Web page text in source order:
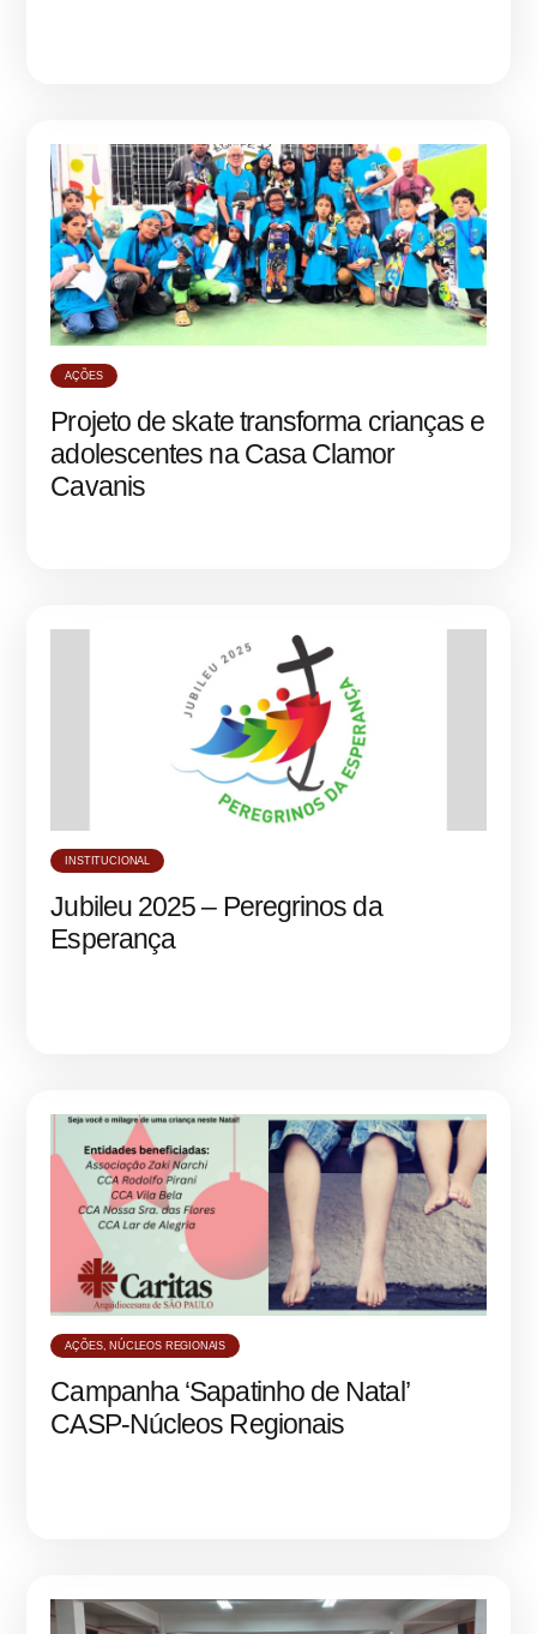
AÇÕES
Projeto de skate transforma crianças e
adolescentes na Casa Clamor
Cavanis
INSTITUCIONAL
Jubileu 2025 – Peregrinos da
Esperança
AÇÕES, NÚCLEOS REGIONAIS
Campanha ‘Sapatinho de Natal’
CASP-Núcleos Regionais